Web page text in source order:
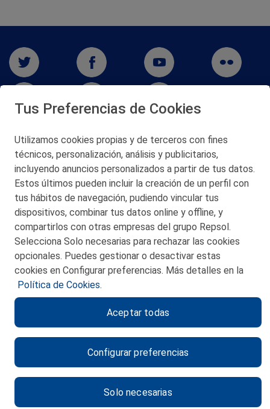
San Martín 5-Edificio Muñatones,
48550 Muskiz (Bizkaia)
Telf. 946 357 000
© 2026 Petronor S.A.
CONTACTO
POLITICA DE PRIVACIDAD
AVISO LEGAL
POLITICA DE COOKIES
Tus Preferencias de Cookies
Utilizamos cookies propias y de terceros con fines
técnicos, personalización, análisis y publicitarios,
incluyendo anuncios personalizados a partir de tus datos.
Estos últimos pueden incluir la creación de un perfil con
tus hábitos de navegación, pudiendo vincular tus
dispositivos, combinar tus datos online y offline, y
compartirlos con otras empresas del grupo Repsol.
Selecciona Solo necesarias para rechazar las cookies
opcionales. Puedes gestionar o desactivar estas
cookies en Configurar preferencias. Más detalles en la
Política de Cookies.
Configurar preferencias
Solo necesarias
Aceptar todas